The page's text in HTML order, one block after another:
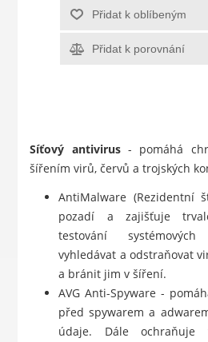
Přidat k oblíbeným
Přidat k porovnání
Síťový antivirus- pomáhá
šířením virů, červů a trojských
AntiMalware (Rezidentní
pozadí a zajišťuje
testování
vyhledávat a odstraňovat
a bránit jim v šíření.
AVG Anti-Spyware -
před spywarem a
údaje. Dále